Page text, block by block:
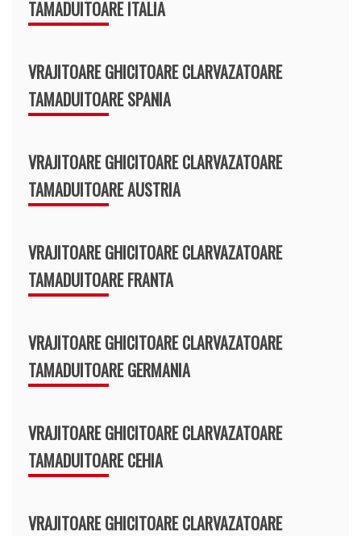
TAMADUITOARE ITALIA
VRAJITOARE GHICITOARE CLARVAZATOARE
TAMADUITOARE SPANIA
VRAJITOARE GHICITOARE CLARVAZATOARE
TAMADUITOARE AUSTRIA
VRAJITOARE GHICITOARE CLARVAZATOARE
TAMADUITOARE FRANTA
VRAJITOARE GHICITOARE CLARVAZATOARE
TAMADUITOARE GERMANIA
VRAJITOARE GHICITOARE CLARVAZATOARE
TAMADUITOARE CEHIA
VRAJITOARE GHICITOARE CLARVAZATOARE